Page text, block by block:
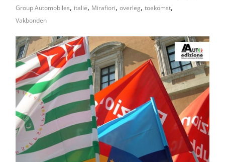
Group Automobiles, italië, Mirafiori, overleg, toekomst,
Vakbonden